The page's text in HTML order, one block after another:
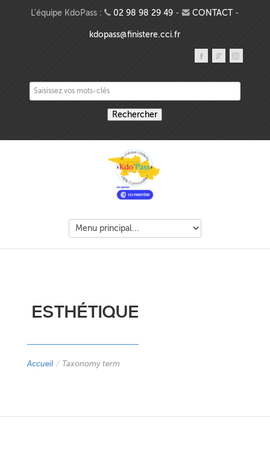
Aller au contenu principal
L'équipe KdoPass : 02 98 98 29 49- CONTACT-
kdopass@finistere.cci.fr
Saisissez vos mots-clés
ESTHÉTIQUE
Accueil / Taxonomy term